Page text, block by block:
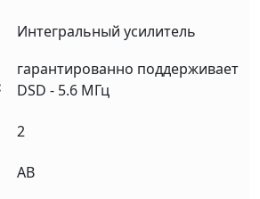
Интегральный усилитель
гарантированно поддерживает
DSD - 5.6 МГц
2
AB